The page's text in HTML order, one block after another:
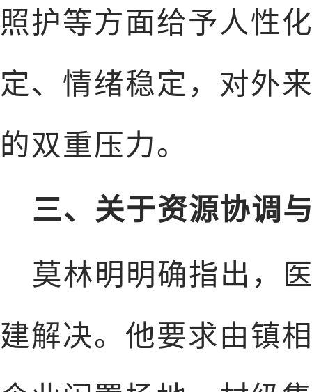
照护等方面给予人性
定、情绪稳定，对外
的双重压力。
三、关于资源协调
莫林明明确指出，
建解决。他要求由镇